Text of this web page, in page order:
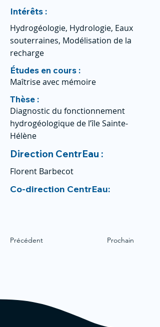
Intérêts :
Hydrogéologie, Hydrologie, Eaux
souterraines, Modélisation de la
recharge
Études en cours :
Maîtrise avec mémoire
Thèse :
Diagnostic du fonctionnement
hydrogéologique de l’île Sainte-
Hélène
Direction CentrEau :
Florent Barbecot
Co-direction CentrEau:
Précédent Prochain